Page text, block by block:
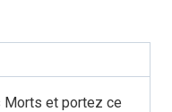
Morts et portez ce